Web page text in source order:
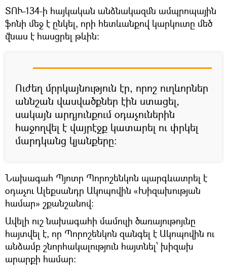
ՏՈՒ-134-ի հայկական անձնակազմն ամպրոպային
ֆոնի մեջ է ընկել, որի հետևանքով կարկուտը մեծ
վնաս է հասցրել թևին։
Ուժեղ մրրկայնություն էր, որոշ ուղևորներ
աննշան վասվածքներ էին ստացել,
սակայն արդյունքում օդաչուներին
հաջողվել է վայրէջք կատարել ու փրկել
մարդկանց կյանքերը։
Նախագահ Պյոտր Պորոշենկոն պարգևատրել է
օդաչու Ալեքսանդր Ակոպովին «Խիզախության
համար» շքանշանով։
Ավելի ուշ նախագահի մամուլի ծառայութոյւնը
հայտվել է, որ Պորոշենկոն զանգել է Ակոպովին ու
անձամբ շնորհակալություն հայտնել՝ խիզախ
արարքի համար։